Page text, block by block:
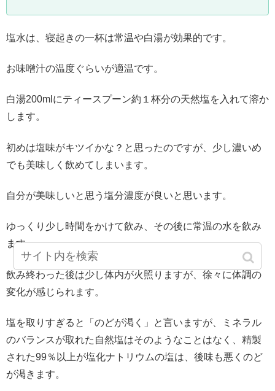
塩水は、寝起きの一杯は常温や白湯が効果的です。
お味噌汁の温度ぐらいが適温です。
白湯200mlにティースプーン約１杯分の天然塩を入れて溶か
します。
初めは塩味がキツイかな？と思ったのですが、少し濃いめ
でも美味しく飲めてしまいます。
自分が美味しいと思う塩分濃度が良いと思います。
ゆっくり少し時間をかけて飲み、その後に常温の水を飲み
ます。
飲み終わった後は少し体内が火照りますが、徐々に体調の
変化が感じられます。
塩を取りすぎると「のどが渇く」と言いますが、ミネラル
のバランスが取れた自然塩はそのようなことはなく、精製
された99％以上が塩化ナトリウムの塩は、後味も悪くのど
が渇きます。